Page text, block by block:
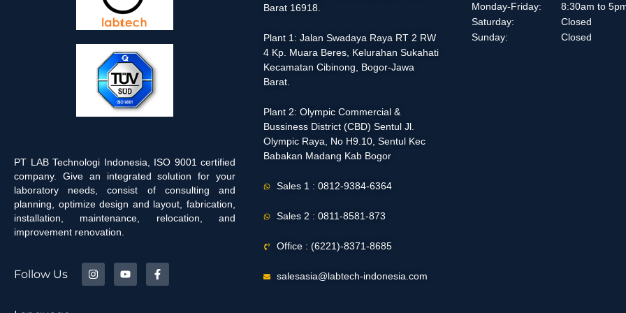
PT LAB Technologi Indonesia, ISO 9001 certified
company. Give an integrated solution for your
laboratory needs, consist of consulting and
planning, optimize design and layout, fabrication,
installation, maintenance, relocation, and
improvement renovation.
Follow Us
Barat 16918.
Plant 1: Jalan Swadaya Raya RT 2 RW
4 Kp. Muara Beres, Kelurahan Sukahati
Kecamatan Cibinong, Bogor-Jawa
Barat.
Plant 2: Olympic Commercial &
Bussiness District (CBD) Sentul Jl.
Olympic Raya, No H9.10, Sentul Kec
Babakan Madang Kab Bogor
Sales 1 : 0812-9384-6364
Sales 2 : 0811-8581-873
Office : (6221)-8371-8685
salesasia@labtech-indonesia.com
Monday-Friday:
Saturday:
Sunday:
8:30am to
Closed
Closed